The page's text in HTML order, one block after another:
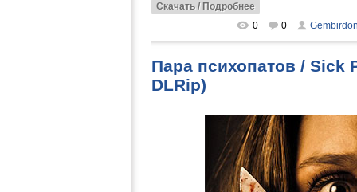
Скачать / Подробнее
0
0
Пара психопатов / Sick
DLRip)